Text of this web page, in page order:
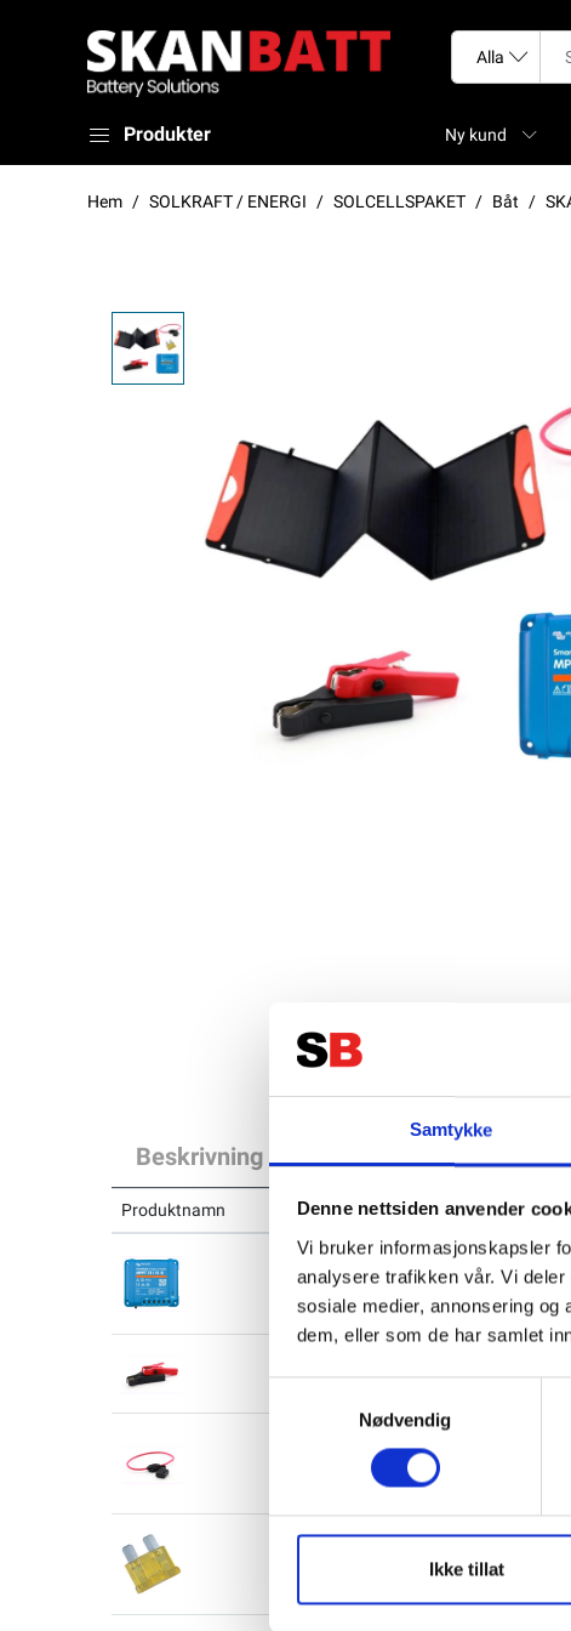
Samtykke
Denne nettsiden anvender
Vi bruker informasjonskapsler
analysere trafikken vår. Vi
sosiale medier, annonsering og
dem, eller som de har samlet
Nødvendig
Ikke tillat
Produkter Ny kund
Hem SOLKRAFT / ENERGI SOLCELLSPAKET Båt
Beskrivning Specifikation
Produktnamn
VICTRON SmartSolar MPPT 75/
Tillverkare:VICTRON
SKU: SCC075015060R
Säkringshållare med huva (till
Uten brand
Bladsikring Standard 20A
Uten brand